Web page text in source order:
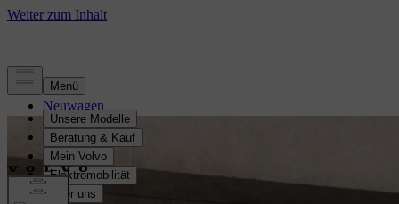
Neuwagen
Highlights
Gebrauchtwagen
Versicherung